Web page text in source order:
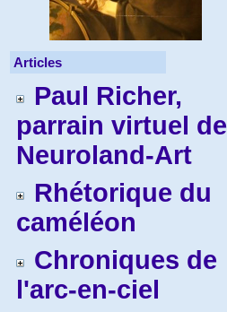
Articles
Paul Richer,
parrain virtuel de
Neuroland-Art
Rhétorique du
caméléon
Chroniques de
l'arc-en-ciel